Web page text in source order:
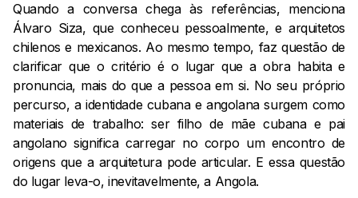
Quando a conversa chega às referências, menciona
Álvaro Siza, que conheceu pessoalmente, e arquitetos
chilenos e mexicanos. Ao mesmo tempo, faz questão de
clarificar que o critério é o lugar que a obra habita e
pronuncia, mais do que a pessoa em si. No seu próprio
percurso, a identidade cubana e angolana surgem como
materiais de trabalho: ser filho de mãe cubana e pai
angolano significa carregar no corpo um encontro de
origens que a arquitetura pode articular. E essa questão
do lugar leva-o, inevitavelmente, a Angola.